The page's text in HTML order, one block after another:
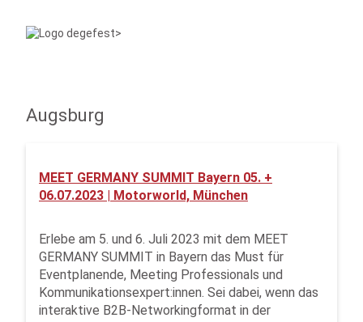
Augsburg
MEET GERMANY SUMMIT Bayern 05. +
06.07.2023 | Motorworld, München
Erlebe am 5. und 6. Juli 2023 mit dem MEET
GERMANY SUMMIT in Bayern das Must für
Eventplanende, Meeting Professionals und
Kommunikationsexpert:innen. Sei dabei, wenn das
interaktive B2B-Networkingformat in der